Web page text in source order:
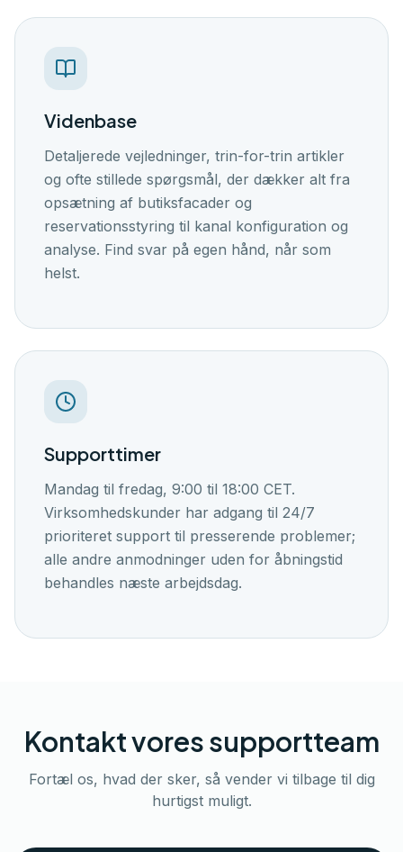
Videnbase
Detaljerede vejledninger, trin-for-trin artikler
og ofte stillede spørgsmål, der dækker alt fra
opsætning af butiksfacader og
reservationsstyring til kanal konfiguration og
analyse. Find svar på egen hånd, når som
helst.
Supporttimer
Mandag til fredag, 9:00 til 18:00 CET.
Virksomhedskunder har adgang til 24/7
prioriteret support til presserende problemer;
alle andre anmodninger uden for åbningstid
behandles næste arbejdsdag.
Kontakt vores supportteam
Fortæl os, hvad der sker, så vender vi tilbage til dig
hurtigst muligt.